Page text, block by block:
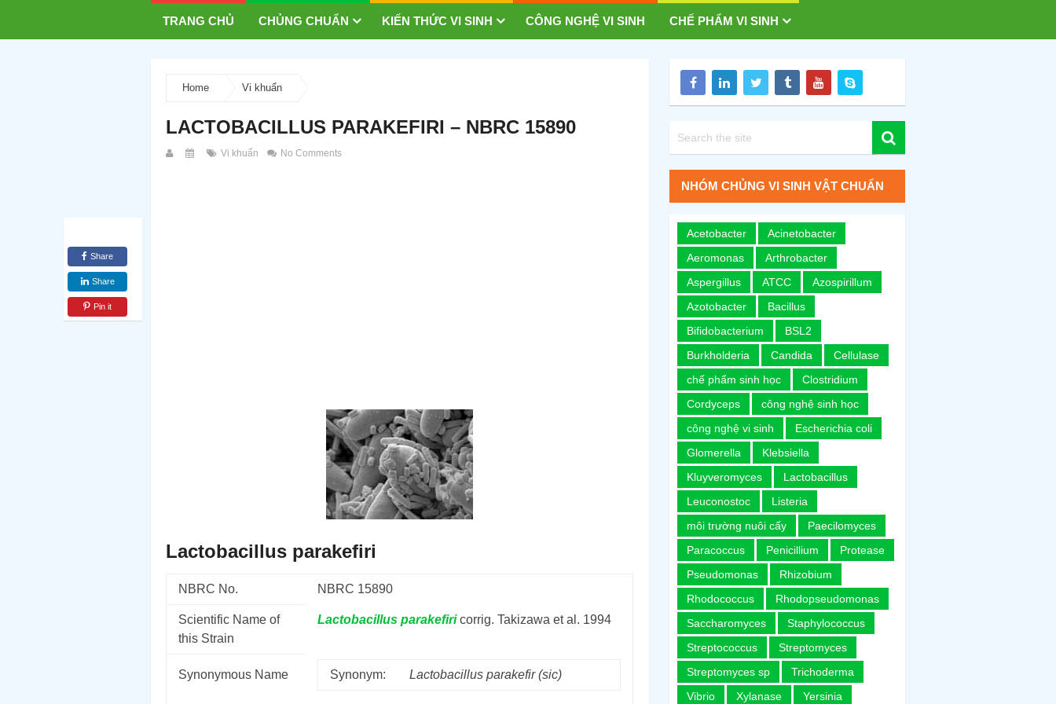
TRANG CHỦ CHỦNG CHUẨN KIẾN THỨC VI SINH CÔNG NGHỆ VI SINH CHẾ PHẨM VI SINH
Home Vi khuẩn
LACTOBACILLUS PARAKEFIRI – NBRC 15890
Vi khuẩn No Comments
Share
Share
Pin it
Lactobacillus parakefiri
NBRC No. NBRC 15890
Scientific Name of
this Strain
Lactobacillus parakefiricorrig. Takizawa et al. 1994
Synonymous Name Synonym: Lactobacillus parakefir (sic)
NHÓM CHỦNG VI SINH VẬT CHUẨN
Acetobacter
Acinetobacter
Aeromonas
Arthrobacter
Aspergillus
ATCC
Azospirillum
Azotobacter
Bacillus
Bifidobacterium
BSL2
Burkholderia
Candida
Cellulase
chế phẩm sinh học
Clostridium
Cordyceps
công nghệ sinh học
công nghệ vi sinh
Escherichia coli
Glomerella
Klebsiella
Kluyveromyces
Lactobacillus
Leuconostoc
Listeria
môi trường nuôi cấy
Paecilomyces
Paracoccus
Penicillium
Protease
Pseudomonas
Rhizobium
Rhodococcus
Rhodopseudomonas
Saccharomyces
Staphylococcus
Streptococcus
Streptomyces
Streptomyces sp
Trichoderma
Vibrio
Xylanase
Yersinia